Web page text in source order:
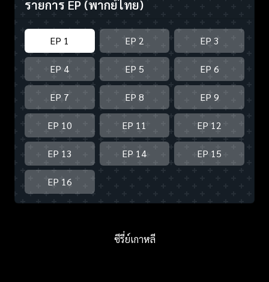
รายการ EP (พากย์ไทย)
EP 1 EP 2 EP 3
EP 4 EP 5 EP 6
EP 7 EP 8 EP 9
EP 10 EP 11 EP 12
EP 13 EP 14 EP 15
EP 16
ซีรี่ย์เกาหลี